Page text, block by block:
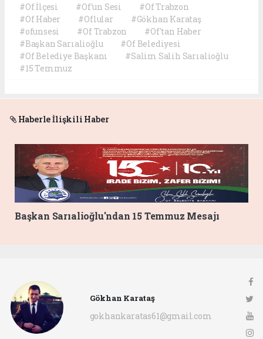
#Of İlçesi #Of'un Sesi
#Of Trabzon
#Of Haber
#Oflular
#Gökhan Karataş
#ofunsesi
#Of Trabzon
#Of'tan Haber
#Başkan Sarıalioğlu
#Of Belediyesi
#Of Belediye Başkanı
#Salim Salih Sarıalioğlu
#15 Temmuz
Haberle İlişkili Haber
Başkan Sarıalioğlu'ndan 15 Temmuz Mesajı
Gökhan Karataş
gokhankaratas61@gmail.com